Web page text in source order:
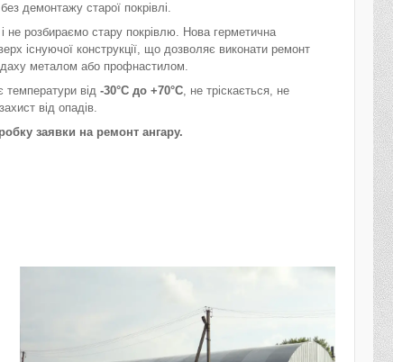
демонтажу старої покрівлі.
не розбираємо стару покрівлю. Нова герметична
існуючої конструкції, що дозволяє виконати ремонт
даху металом або профнастилом.
від -30°C до +70°C, не тріскається, не
від опадів.
заявки на ремонт ангару.